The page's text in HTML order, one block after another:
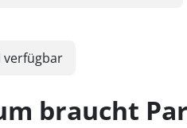
verfügbar
braucht